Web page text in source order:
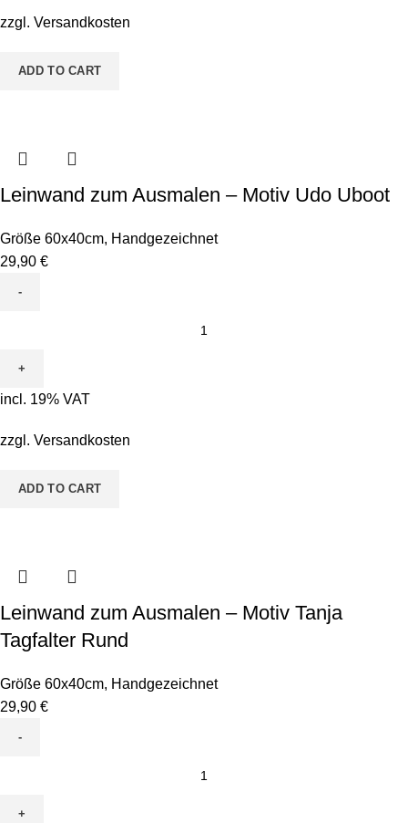
Kürbisse
zzgl. Versandkosten
ADD TO CART
Leinwand zum Ausmalen – Motiv Udo Uboot
Größe 60x40cm, Handgezeichnet
29,90 €
Ausmalen
-
Udo
quantity
incl. 19% VAT
zzgl. Versandkosten
ADD TO CART
Leinwand zum Ausmalen – Motiv Tanja
Tagfalter Rund
Größe 60x40cm, Handgezeichnet
29,90 €
Ausmalen